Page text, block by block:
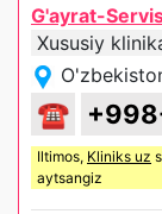
G'ayrat-
Xususiy
☎
Iltimos, Kliniks uz
aytsangiz